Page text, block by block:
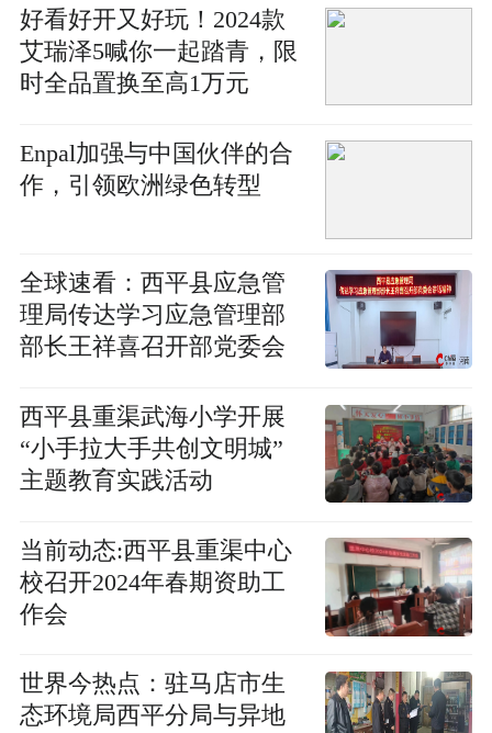
好看好开又好玩！2024款
艾瑞泽5喊你一起踏青，限
时全品置换至高1万元
Enpal加强与中国伙伴的合
作，引领欧洲绿色转型
全球速看：​西平县应急管
理局传达学习应急管理部
部长王祥喜召开部党委会
​西平县重渠武海小学开展
“小手拉大手共创文明城”
主题教育实践活动
当前动态:​西平县重渠中心
校召开2024年春期资助工
作会
世界今热点：​驻马店市生
态环境局西平分局与异地